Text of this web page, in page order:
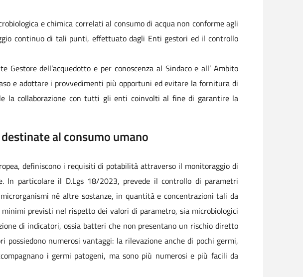
e chimica correlati al consumo di acqua non conforme agli
continuo di tali punti, effettuato dagli Enti gestori ed il controllo
dell’acquedotto e per conoscenza al Sindaco e all’ Ambito
e adottare i provvedimenti più opportuni ed evitare la fornitura di
la collaborazione con tutti gli enti coinvolti al fine di garantire la
al consumo umano
definiscono i requisiti di potabilità attraverso il monitoraggio di
In particolare il D.Lgs 18/2023, prevede il controllo di parametri
né altre sostanze, in quantità e concentrazioni tali da
previsti nel rispetto dei valori di parametro, sia microbiologici
di indicatori, ossia batteri che non presentano un rischio diretto
numerosi vantaggi: la rilevazione anche di pochi germi,
i germi patogeni, ma sono più numerosi e più facili da